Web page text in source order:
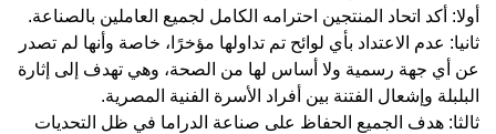
اتحاد المنتجين احترامه الكامل لجميع العاملين بالصناعة.
عدم الاعتداد بأي لوائح تم تداولها مؤخرًا، خاصة وأنها لم تصدر
جهة رسمية ولا أساس لها من الصحة، وهي تهدف إلى إثارة
وإشعال الفتنة بين أفراد الأسرة الفنية المصرية.
هدف الجميع الحفاظ على صناعة الدراما في ظل التحديات